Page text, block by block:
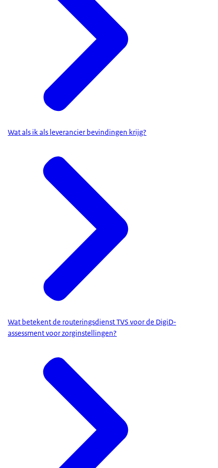
Wat als ik als leverancier bevindingen krijg?
Wat betekent de routeringsdienst TVS voor de DigiD-
assessment voor zorginstellingen?